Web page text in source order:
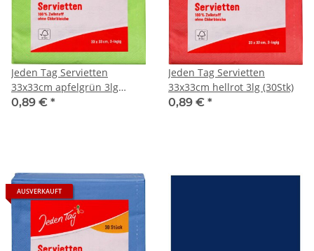
Jeden Tag Servietten
33x33cm apfelgrün 3lg
(30Stk)
0,89 € *
Jeden Tag Servietten
33x33cm hellrot 3lg (30Stk)
0,89 € *
AUSVERKAUFT